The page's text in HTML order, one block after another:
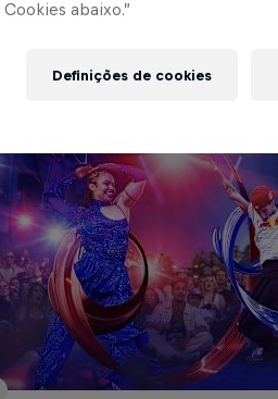
Cookies abaixo.”
Definições de cookies